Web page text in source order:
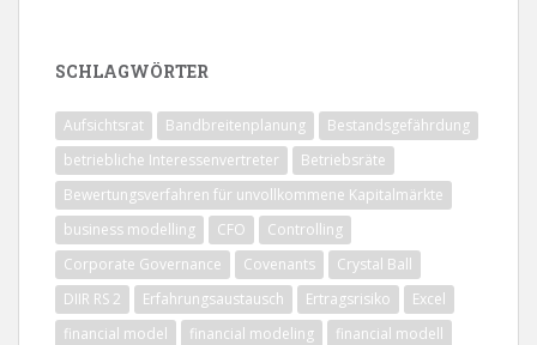
SCHLAGWÖRTER
Aufsichtsrat Bandbreitenplanung
Bestandsgefährdung
betriebliche Interessenvertreter
Betriebsräte
Bewertungsverfahren für unvollkommene Kapitalmärkte
business modelling
CFO
Controlling
Corporate Governance
Covenants
Crystal Ball
DIIR RS 2
Erfahrungsaustausch Ertragsrisiko
Excel
financial model
financial modeling
financial modell